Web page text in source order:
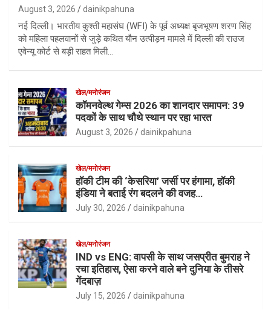
August 3, 2026 dainikpahuna
नई दिल्ली। भारतीय कुश्ती महासंघ (WFI) के पूर्व अध्यक्ष बृजभूषण शरण सिंह
को महिला पहलवानों से जुड़े कथित यौन उत्पीड़न मामले में दिल्ली की राउज
एवेन्यू कोर्ट से बड़ी राहत मिली…
खेल/मनोरंजन
कॉमनवेल्थ गेम्स 2026 का शानदार समापन: 39
पदकों के साथ चौथे स्थान पर रहा भारत
August 3, 2026 dainikpahuna
खेल/मनोरंजन
हॉकी टीम की ‘केसरिया’ जर्सी पर हंगामा, हॉकी
इंडिया ने बताई रंग बदलने की वजह…
July 30, 2026 dainikpahuna
खेल/मनोरंजन
IND vs ENG: वापसी के साथ जसप्रीत बुमराह ने
रचा इतिहास, ऐसा करने वाले बने दुनिया के तीसरे
गेंदबाज़
July 15, 2026 dainikpahuna